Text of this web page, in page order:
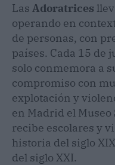
Las Adoratrices
operando en
de personas, con
países. Cada 15 de
solo conmemora a
compromiso con
explotación y
en Madrid el
recibe escolares y
historia del siglo
del siglo XXI.